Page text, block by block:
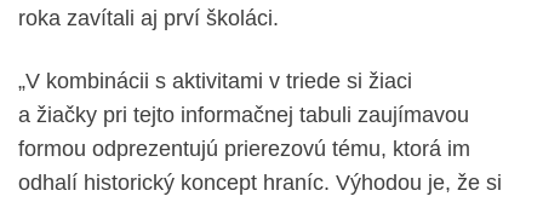
roka zavítali aj prví školáci.
„V kombinácii s aktivitami v triede si žiaci
a žiačky pri tejto informačnej tabuli zaujímavou
formou odprezentujú prierezovú tému, ktorá im
odhalí historický koncept hraníc. Výhodou je, že si